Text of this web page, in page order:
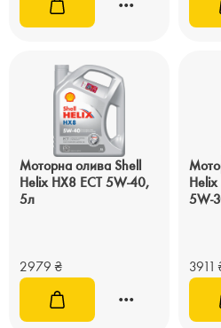
Моторна олива Shell
Helix HX8 ECT 5W-40,
5л
2979 ₴
Helix
5W-
3911